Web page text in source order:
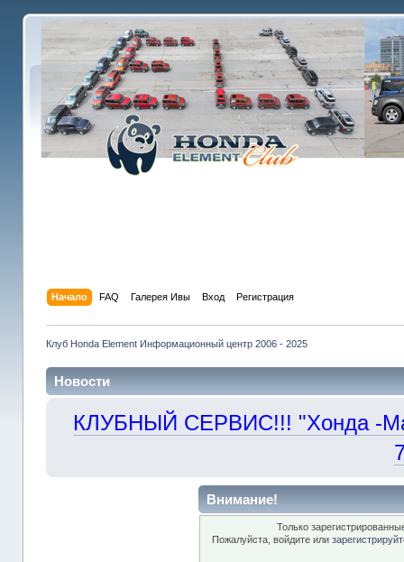
Начало FAQ Галерея Ивы Вход Регистрация
Клуб Honda Element Информационный центр 2006 - 2025
Новости
КЛУБНЫЙ СЕРВИС!!! "Хонда -
Внимание!
Только
Пожалуйста, войдите или